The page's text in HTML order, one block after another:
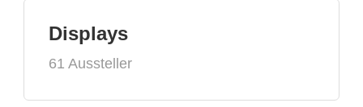
Displays
61 Aussteller